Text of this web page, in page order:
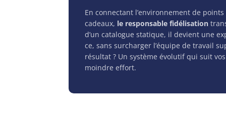
En connectant l’environnement de points
cadeaux, le responsable fidélisation
d’un catalogue statique, il devient une
ce, sans surcharger l’équipe de travail
résultat ? Un système évolutif qui suit
moindre effort.